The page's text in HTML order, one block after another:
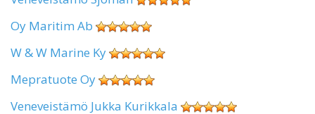
Oy Maritim Ab
W & W Marine Ky
Mepratuote Oy
Veneveistämö Jukka Kurikkala